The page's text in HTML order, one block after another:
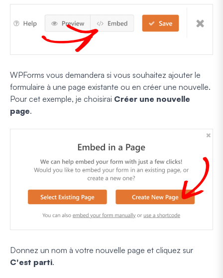
WPForms vous demandera si vous souhaitez ajouter le
formulaire à une page existante ou en créer une nouvelle.
Pour cet exemple, je choisirai Créer une nouvelle
page.
Donnez un nom à votre nouvelle page et cliquez sur
C'est parti.